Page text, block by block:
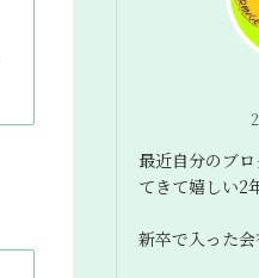
最近自分のブ
てきて嬉しい2
新卒で入った会